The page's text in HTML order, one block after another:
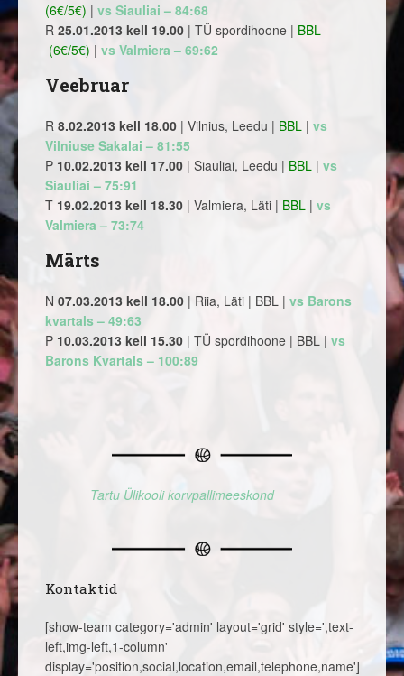
(6€/5€) | vs Siauliai – 84:68
R 25.01.2013 kell 19.00 | TÜ spordihoone | BBL
(6€/5€) | vs Valmiera – 69:62
Veebruar
R 8.02.2013 kell 18.00 | Vilnius, Leedu | BBL | vs
Vilniuse Sakalai – 81:55
P 10.02.2013 kell 17.00 | Siauliai, Leedu | BBL | vs
Siauliai – 75:91
T 19.02.2013 kell 18.30 | Valmiera, Läti | BBL | vs
Valmiera – 73:74
Märts
N 07.03.2013 kell 18.00 | Riia, Läti | BBL | vs Barons
kvartals – 49:63
P 10.03.2013 kell 15.30 | TÜ spordihoone | BBL | vs
Barons Kvartals – 100:89
Tartu Ülikooli korvpallimeeskond
Kontaktid
[show-team category='admin' layout='grid' style=',text-
left,img-left,1-column'
display='position,social,location,email,telephone,name']